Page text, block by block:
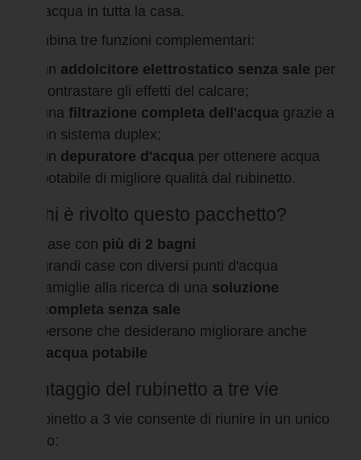
dell'acqua in tutta la casa.
Combina tre funzioni complementari:
un addolcitore elettrostatico senza sale per
contrastare gli effetti del calcare;
unafiltrazione completa dell'acqua grazie a
un sistema duplex;
un depuratore d'acqua per ottenere acqua
potabile di migliore qualità dal rubinetto.
A chi è rivolto questo pacchetto?
case con più di 2 bagni
grandi case con diversi punti d'acqua
famiglie alla ricerca di una soluzione
completa senza sale
persone che desiderano migliorare anche
acqua potabile
Vantaggio del rubinetto a tre vie
Il rubinetto a 3 vie consente di riunire in un unico
punto: